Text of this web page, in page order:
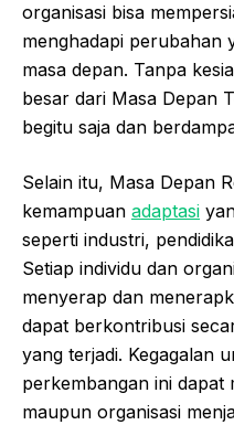
organisasi bisa
menghadapi perubahan
masa depan. Tanpa
besar dari Masa Depan
begitu saja dan
Selain itu, Masa Depan
kemampuan adaptasi
seperti industri,
Setiap individu dan
menyerap dan
dapat berkontribusi
yang terjadi. Kegagalan
perkembangan ini dapat
maupun organisasi